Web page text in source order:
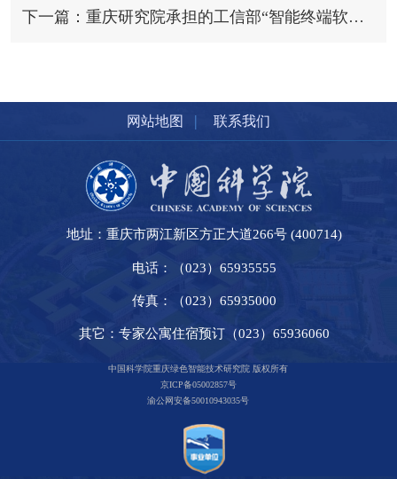
下一篇：重庆研究院承担的工信部“智能终端软件”项目顺利通过验收
网站地图 | 联系我们
地址：重庆市两江新区方正大道266号 (400714)
电话：（023）65935555
传真：（023）65935000
其它：专家公寓住宿预订（023）65936060
中国科学院重庆绿色智能技术研究院 版权所有
京ICP备05002857号
渝公网安备50010943035号